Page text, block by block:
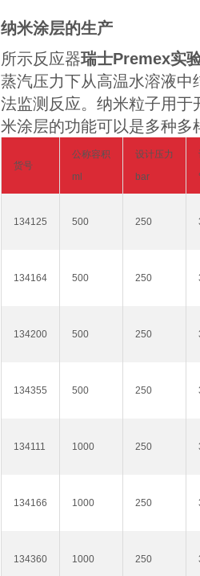
纳米涂层的生产
所示反应器瑞士Premex实
蒸汽压力下从高温水溶液中
法监测反应。纳米粒子用
米涂层的功能可以是多种多
货号
公称容积
ml
设计压力
bar
134125 500 250
134164 500 250
134200 500 250
134355 500 250
134111 1000 250
134166 1000 250
134360 1000 250